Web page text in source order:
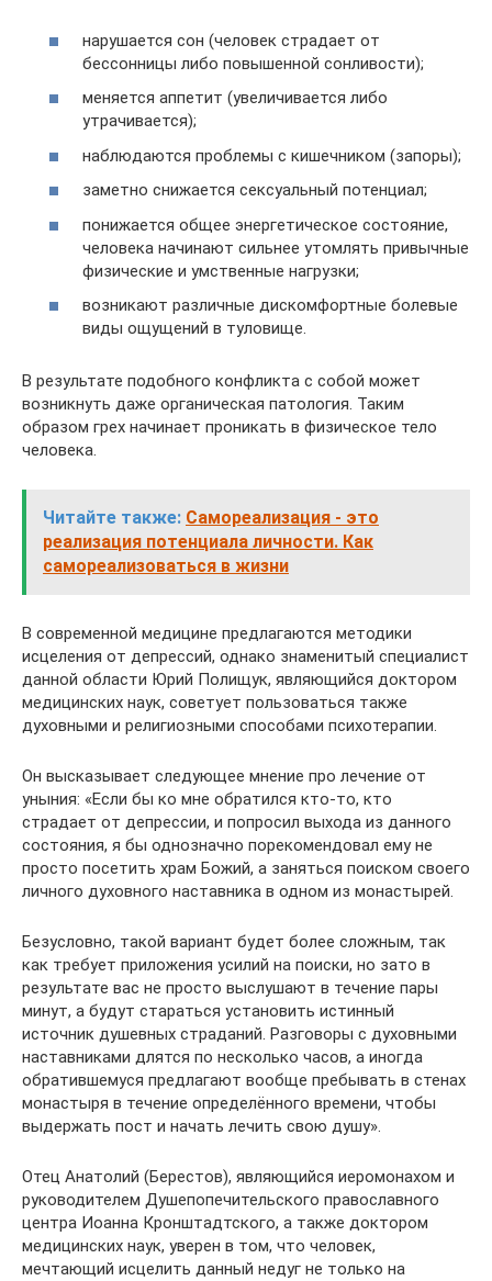
нарушается сон (человек страдает от
бессонницы либо повышенной сонливости);
меняется аппетит (увеличивается либо
утрачивается);
наблюдаются проблемы с кишечником (запоры);
заметно снижается сексуальный потенциал;
понижается общее энергетическое состояние,
человека начинают сильнее утомлять привычные
физические и умственные нагрузки;
возникают различные дискомфортные болевые
виды ощущений в туловище.
В результате подобного конфликта с собой может
возникнуть даже органическая патология. Таким
образом грех начинает проникать в физическое тело
человека.
Читайте также: Самореализация - это
реализация потенциала личности. Как
самореализоваться в жизни
В современной медицине предлагаются методики
исцеления от депрессий, однако знаменитый специалист
данной области Юрий Полищук, являющийся доктором
медицинских наук, советует пользоваться также
духовными и религиозными способами психотерапии.
Он высказывает следующее мнение про лечение от
уныния: «Если бы ко мне обратился кто-то, кто
страдает от депрессии, и попросил выхода из данного
состояния, я бы однозначно порекомендовал ему не
просто посетить храм Божий, а заняться поиском своего
личного духовного наставника в одном из монастырей.
Безусловно, такой вариант будет более сложным, так
как требует приложения усилий на поиски, но зато в
результате вас не просто выслушают в течение пары
минут, а будут стараться установить истинный
источник душевных страданий. Разговоры с духовными
наставниками длятся по несколько часов, а иногда
обратившемуся предлагают вообще пребывать в стенах
монастыря в течение определённого времени, чтобы
выдержать пост и начать лечить свою душу».
Отец Анатолий (Берестов), являющийся иеромонахом и
руководителем Душепопечительского православного
центра Иоанна Кронштадтского, а также доктором
медицинских наук, уверен в том, что человек,
мечтающий исцелить данный недуг не только на